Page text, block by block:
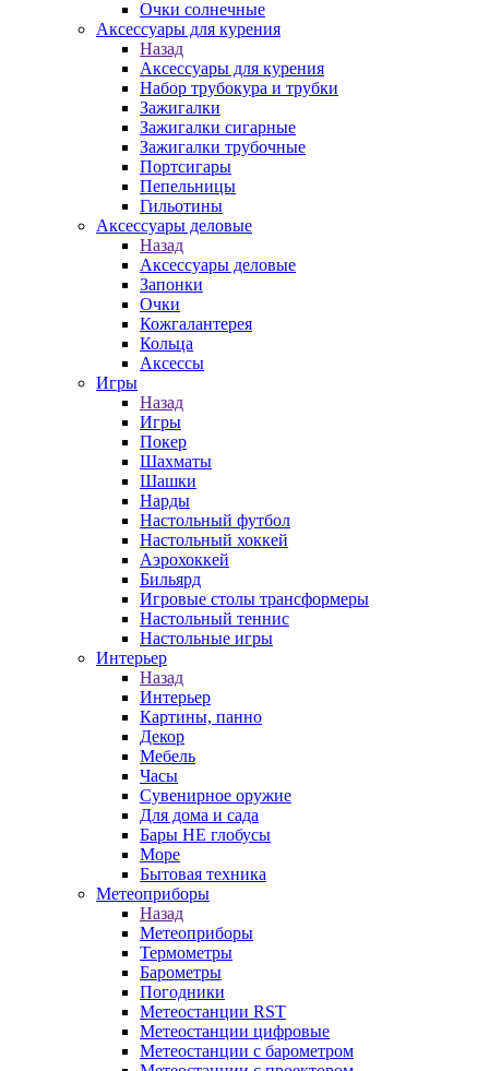
Очки солнечные
Аксессуары для курения
Назад
Аксессуары для курения
Набор трубокура и трубки
Зажигалки
Зажигалки сигарные
Зажигалки трубочные
Портсигары
Пепельницы
Гильотины
Аксессуары деловые
Назад
Аксессуары деловые
Запонки
Очки
Кожгалантерея
Кольца
Аксессы
Игры
Назад
Игры
Покер
Шахматы
Шашки
Нарды
Настольный футбол
Настольный хоккей
Аэрохоккей
Бильярд
Игровые столы трансформеры
Настольный теннис
Настольные игры
Интерьер
Назад
Интерьер
Картины, панно
Декор
Мебель
Часы
Сувенирное оружие
Для дома и сада
Бары НЕ глобусы
Море
Бытовая техника
Метеоприборы
Назад
Метеоприборы
Термометры
Барометры
Погодники
Метеостанции RST
Метеостанции цифровые
Метеостанции с барометром